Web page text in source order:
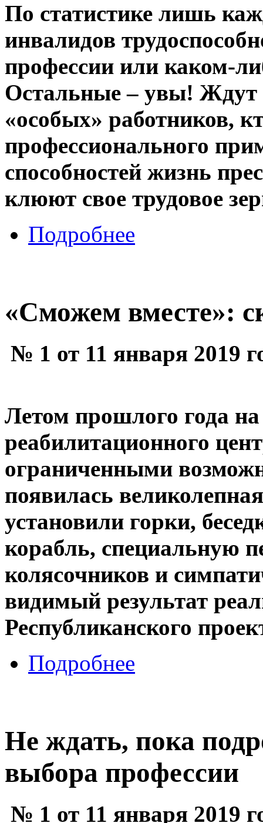
По статистике лишь
инвалидов
профессии или каком-
Остальные – увы! Ждут
«особых» работников,
профессионального
способностей жизнь
клюют свое трудовое
Подробнее
«Сможем вместе»:
№ 1 от 11 января 2019
Летом прошлого года
реабилитационного
ограниченными
появилась
установили горки,
корабль, специальную
колясочников и
видимый результат
Республиканского
Подробнее
Не ждать, пока
выбора профессии
№ 1 от 11 января 2019